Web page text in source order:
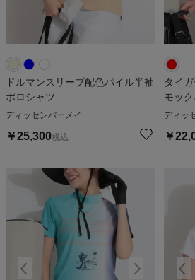
ドルマンスリーブ配色パイル半袖
ポロシャツ
ディッセンバーメイ
￥25,300税込
タイ
モッ
ディッ
￥